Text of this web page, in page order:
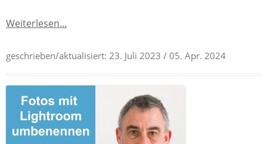
Weiterlesen...
geschrieben/aktualisiert: 23. Juli 2023 / 05. Apr. 2024